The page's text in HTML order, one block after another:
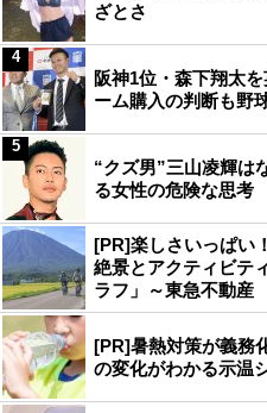
ざとさ
阪神1位・森下翔太
ーム購入の判断も野
4
“クズ男”三山凌輝は
る女性の危険な思考
5
[PR]楽しさいっぱい
絶景とアクティビテ
ラフ」～東急不動産
[PR]暑熱対策が義務
の変化がわかる示温